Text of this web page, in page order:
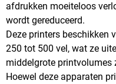
afdrukken moeiteloos
wordt gereduceerd.
Deze printers beschikken
250 tot 500 vel, wat ze
middelgrote printvolumes
Hoewel deze apparaten